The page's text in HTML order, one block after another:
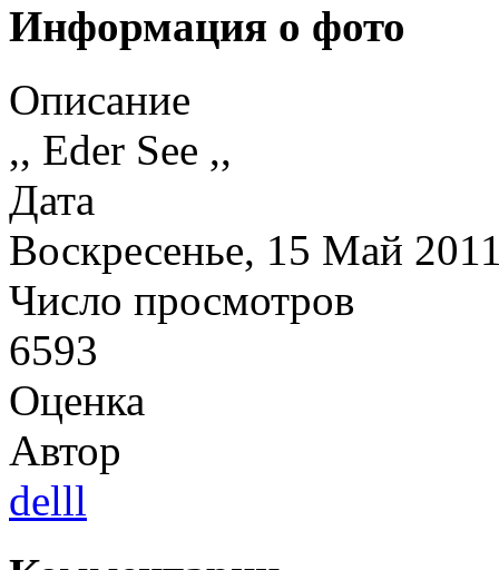
Информация о фото
Описание
,, Eder See ,,
Дата
Воскресенье, 15 Май
Число просмотров
6593
Оценка
Автор
delll